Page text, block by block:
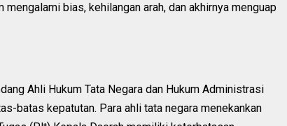
bias, kehilangan arah, dan akhirnya menguap
Ahli Hukum Tata Negara dan Hukum Administrasi
batas kepatutan. Para ahli tata negara menekankan